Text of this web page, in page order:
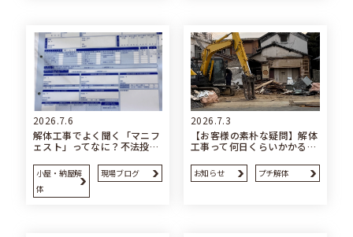
2026.7.6
解体工事でよく聞く「マニフ
ェスト」ってなに？不法投…
小屋・納屋解
体
現場ブログ
2026.7.3
【お客様の素朴な疑問】解体
工事って何日くらいかかる…
お知らせ プチ解体